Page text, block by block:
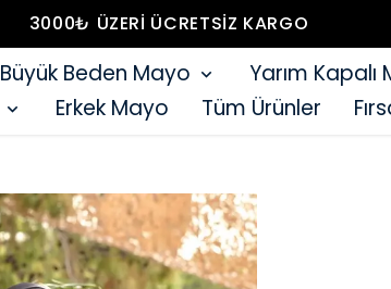
3000₺ ÜZERİ ÜCRETSİZ KARGO
Büyük Beden Mayo Yarım Kapalı
Erkek Mayo Tüm Ürünler